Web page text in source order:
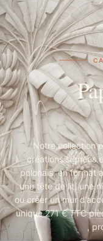
Notre collection
créations signées
polonais, en format
une tête de lit, une
ou créer un mur
unique 271 € TTC
,